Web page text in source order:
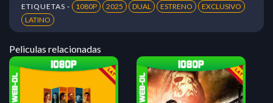
ETIQUETAS - 1080P 2025 DUAL ESTRENO
EXCLUSIVO
LATINO
Peliculas relacionadas